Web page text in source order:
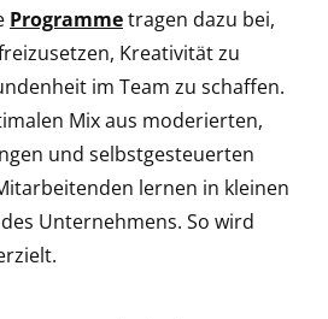
Programmetragen dazu bei,
Kreativität zu
im Team zu schaffen.
Mix aus moderierten,
und selbstgesteuerten
lernen in kleinen
Unternehmens. So wird